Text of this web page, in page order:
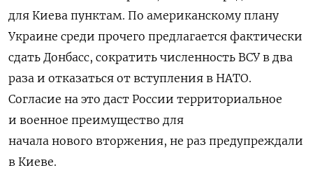
для Киева пунктам. По американскому плану
Украине среди прочего предлагается фактически
сдать Донбасс, сократить численность ВСУ в два
раза и отказаться от вступления в НАТО.
Согласие на это даст России территориальное
и военное преимущество для
начала нового вторжения, не раз предупреждали
в Киеве.